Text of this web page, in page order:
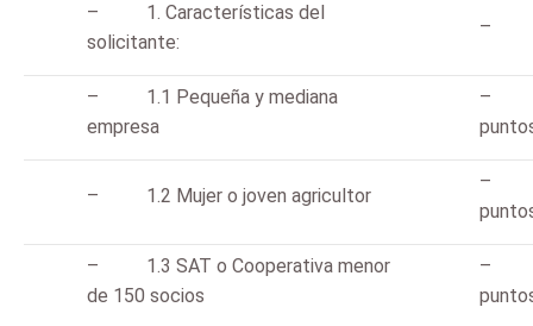
– 1. Características del
solicitante:
– 1.1 Pequeña y mediana
empresa
–
– 1.2 Mujer o joven agricultor
–
– 1.3 SAT o Cooperativa menor
de 150 socios
–